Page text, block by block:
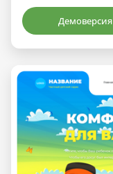
Демоверсия